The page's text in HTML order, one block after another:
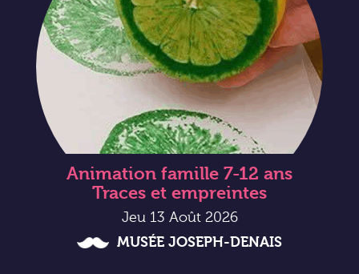
Animation famille 7-12 ans
Traces et empreintes
Jeu 13 Août 2026
MUSÉE JOSEPH-DENAIS